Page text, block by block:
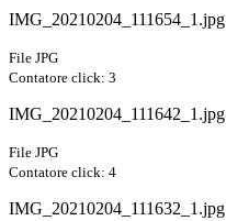
IMG_20210204_111654_1.jpg
File JPG
Contatore click: 3
IMG_20210204_111642_1.jpg
File JPG
Contatore click: 4
IMG_20210204_111632_1.jpg